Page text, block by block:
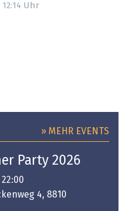
Uhr
» MEHR EVENTS
Party 2026
4, 8810